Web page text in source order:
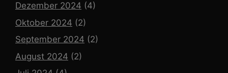
Dezember 2024 (4)
Oktober 2024 (2)
September 2024 (2)
August 2024 (2)